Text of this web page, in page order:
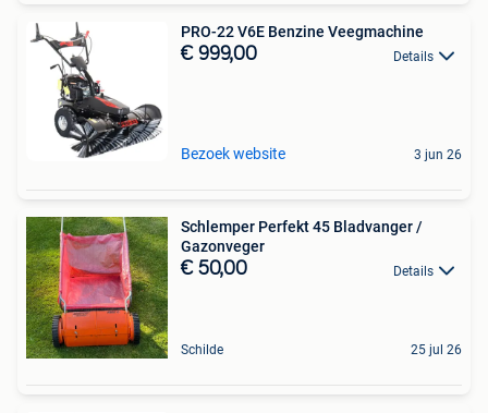
PRO-22 V6E Benzine Veegmachine
€ 999,00 Details
Bezoek website 3 jun 26
Schlemper Perfekt 45 Bladvanger /
Gazonveger
€ 50,00 Details
Schilde 25 jul 26